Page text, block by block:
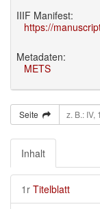
IIIF Manifest:
https://
Metadaten:
METS
Seite
Inhalt
1r Titelblatt